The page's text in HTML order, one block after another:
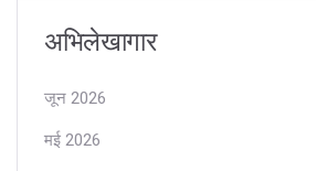
अभिलेखागार
जून 2026
मई 2026